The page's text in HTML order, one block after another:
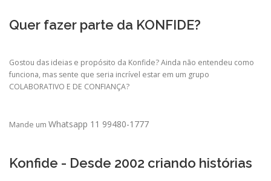
Quer fazer parte da KONFIDE?
Gostou das ideias e propósito da Konfide? Ainda não entendeu como
funciona, mas sente que seria incrível estar em um grupo
COLABORATIVO E DE CONFIANÇA?
Mande um Whatsapp 11 99480-1777
Konfide - Desde 2002 criando histórias